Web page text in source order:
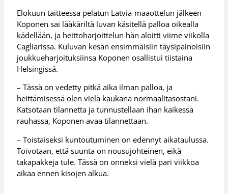
Elokuun taitteessa pelatun Latvia-maaottelun jälkeen
Koponen sai lääkäriltä luvan käsitellä palloa oikealla
kädellään, ja heittoharjoittelun hän aloitti viime viikolla
Cagliarissa. Kuluvan kesän ensimmäisiin täysipainoisiin
joukkueharjoituksiinsa Koponen osallistui tiistaina
Helsingissä.
– Tässä on vedetty pitkä aika ilman palloa, ja
heittämisessä olen vielä kaukana normaalitasostani.
Katsotaan tilannetta ja tunnustellaan ihan kaikessa
rauhassa, Koponen avaa tilannettaan.
– Toistaiseksi kuntoutuminen on edennyt aikataulussa.
Toivotaan, että suunta on nousujohteinen, eikä
takapakkeja tule. Tässä on onneksi vielä pari viikkoa
aikaa ennen kisojen alkua.